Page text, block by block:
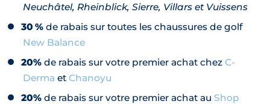
Neuchâtel, Rheinblick, Sierre, Villars et Vuissens
30 % de rabais sur toutes les chaussures de golf
New Balance
20% de rabais sur votre premier achat chezC-
Derma et Chanoyu
20% de rabais sur votre premier achat au Shop